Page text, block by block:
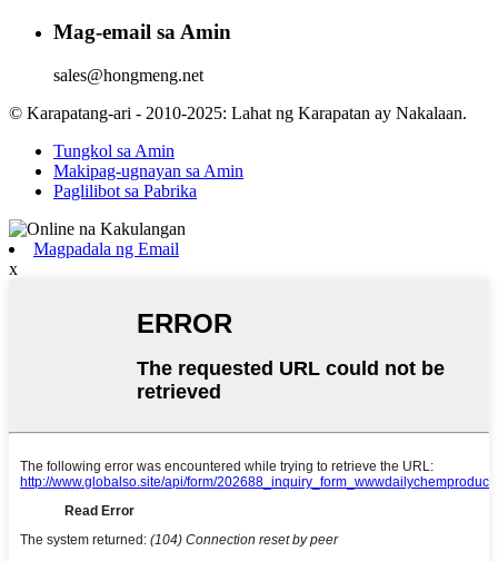
Mag-email sa Amin
sales@hongmeng.net
© Karapatang-ari - 2010-2025: Lahat ng Karapatan ay Nakalaan.
Tungkol sa Amin
Makipag-ugnayan sa Amin
Paglilibot sa Pabrika
Magpadala ng Email
x